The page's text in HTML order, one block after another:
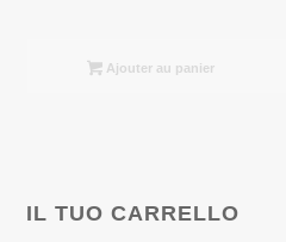
Ajouter au panier
IL TUO CARRELLO